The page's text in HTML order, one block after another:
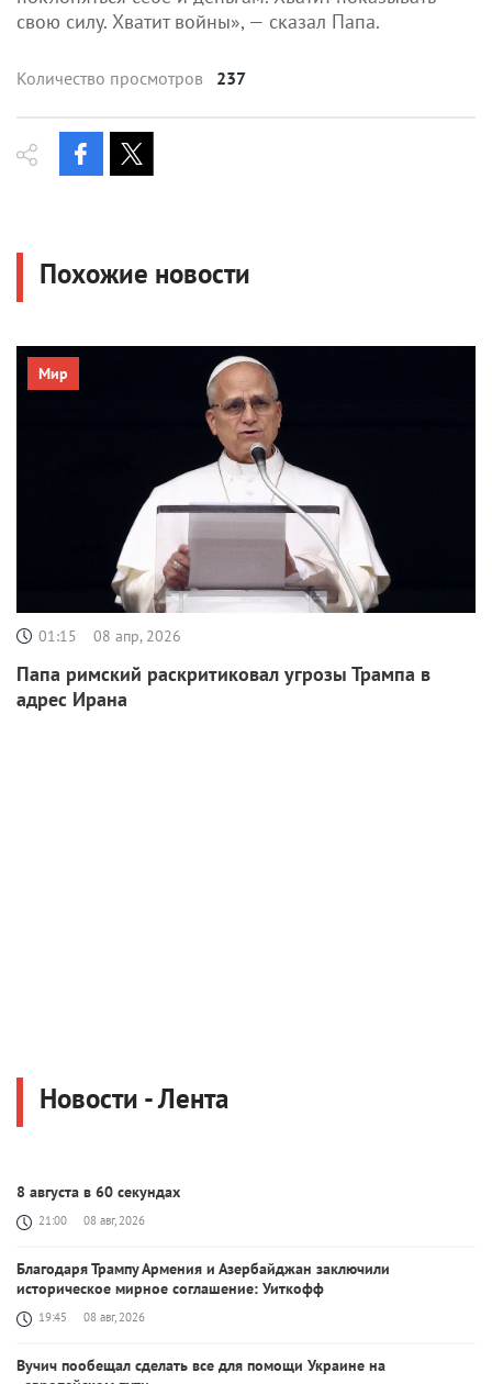
свою силу. Хватит войны», — сказал Папа.
Количество просмотров 237
Похожие новости
01:15 08 апр, 2026
Папа римский раскритиковал угрозы Трампа в
адрес Ирана
Мир
Новости - Лента
8 августа в 60 секундах
21:00 08 авг, 2026
Благодаря Трампу Армения и Азербайджан заключили
историческое мирное соглашение: Уиткофф
19:45 08 авг, 2026
Вучич пообещал сделать все для помощи Украине на